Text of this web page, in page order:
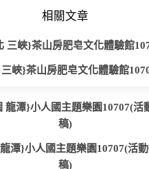
相關文章
峽}茶山房肥皂文化體驗館
潭}小人國主題樂園10707(活
稿)